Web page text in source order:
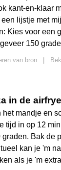
kant-en-klaar
lijstje met
Kies voor een
150
van bron
in de
het mandje en
tijd in op 12
Bak de
kan je 'm
als je 'm